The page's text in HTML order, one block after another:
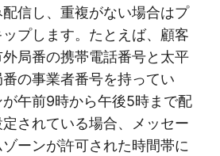
信し、重複がない場合はプ
プします。たとえば、顧客
局番の携帯電話番号と太平
の事業者番号を持ってい
午前9時から午後5時まで配
されている場合、メッセー
ーンが許可された時間帯に